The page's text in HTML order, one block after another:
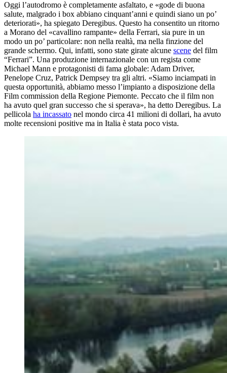
Oggi l’autodromo è completamente asfaltato, e «gode di buona
salute, malgrado i box abbiano cinquant’anni e quindi siano un po’
deteriorati», ha spiegato Deregibus. Questo ha consentito un ritorno
a Morano del «cavallino rampante» della Ferrari, sia pure in un
modo un po’ particolare: non nella realtà, ma nella finzione del
grande schermo. Qui, infatti, sono state girate alcune scene del film
“Ferrari”. Una produzione internazionale con un regista come
Michael Mann e protagonisti di fama globale: Adam Driver,
Penelope Cruz, Patrick Dempsey tra gli altri. «Siamo inciampati in
questa opportunità, abbiamo messo l’impianto a disposizione della
Film commission della Regione Piemonte. Peccato che il film non
ha avuto quel gran successo che si sperava», ha detto Deregibus. La
pellicola ha incassato nel mondo circa 41 milioni di dollari, ha avuto
molte recensioni positive ma in Italia è stata poco vista.